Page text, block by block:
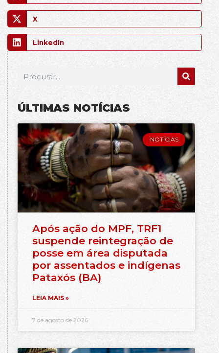
X
LinkedIn
ÚLTIMAS NOTÍCIAS
NOTÍCIAS
Após ação do MPF, TRF1
suspende reintegração de
posse em área disputada
por assentados e indígenas
Pataxós (BA)
LEIA MAIS »
7 de agosto de 2026